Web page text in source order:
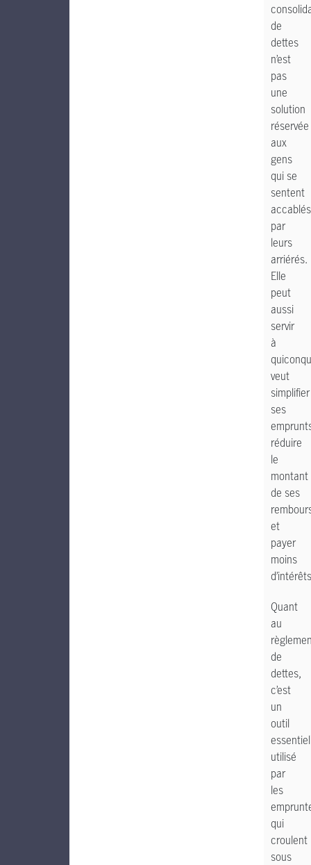
de
dettes
n’est
pas
une
solution
réservée
aux
gens
qui se
sentent
accablés
par
leurs
arriérés.
Elle
peut
aussi
servir
à
veut
simplifier
ses
réduire
le
montant
de ses
et
payer
moins
Quant
au
de
dettes,
c’est
un
outil
utilisé
par
les
qui
croulent
sous